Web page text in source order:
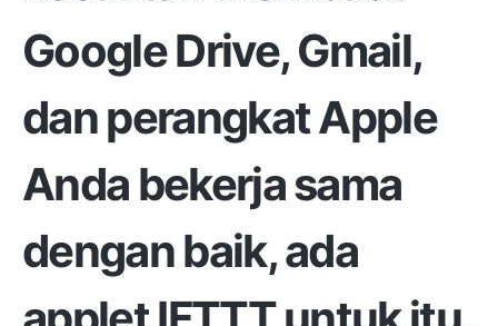
Google Drive, Gmail,
dan perangkat Apple
Anda bekerja sama
dengan baik, ada